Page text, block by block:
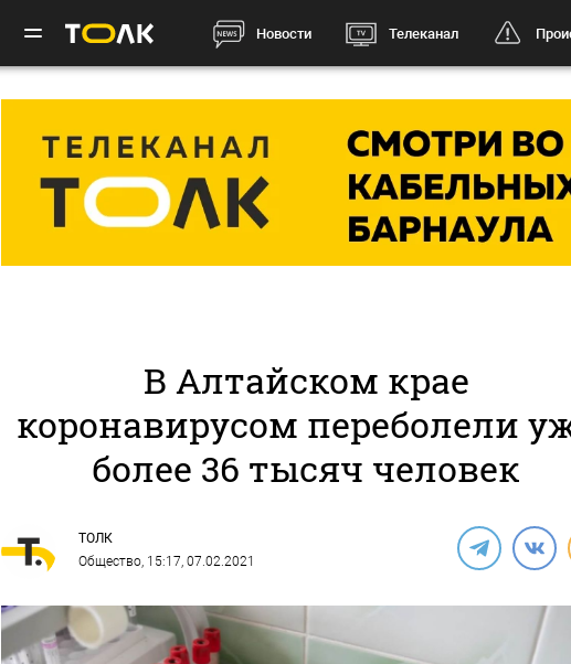
Новости Телеканал
В Алтайском крае
коронавирусом переболели
более 36 тысяч человек
ТОЛК
Общество, 15:17, 07.02.2021